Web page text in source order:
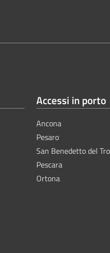
Accessi in porto
Ancona
Pesaro
San Benedetto del
Pescara
Ortona